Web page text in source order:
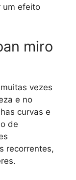
um efeito
miro
vezes
e no
curvas e
de
recorrentes,